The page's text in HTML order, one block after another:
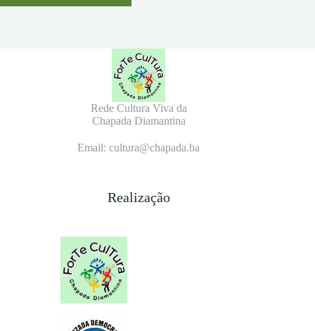
Rede Cultura Viva da
Chapada Diamantina
Email: cultura@chapada.ba
Realização